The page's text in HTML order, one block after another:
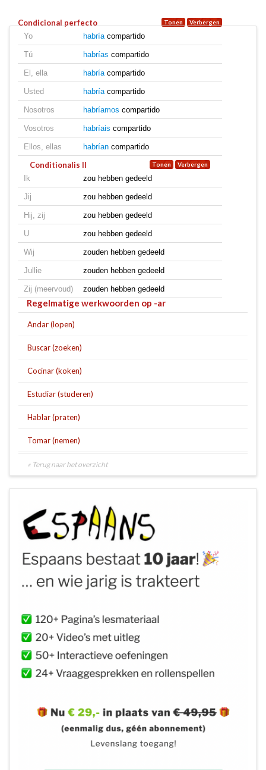
Condicional perfecto
Yo habríacompartido
Tú habrías compartido
El, ella habríacompartido
Usted habríacompartido
Nosotros habríamos compartido
Vosotros habríais compartido
Ellos, ellas habrían compartido
Conditionalis II
Ik zou hebben gedeeld
Jij zou hebben gedeeld
Hij, zij zou hebben gedeeld
U zou hebben gedeeld
Wij zouden hebben gedeeld
Jullie zouden hebben gedeeld
Zij (meervoud) zouden hebben gedeeld
Regelmatige werkwoorden op -ar
Andar (lopen)
Buscar (zoeken)
Cocinar (koken)
Estudiar (studeren)
Hablar (praten)
Tomar (nemen)
« Terug naar het overzicht